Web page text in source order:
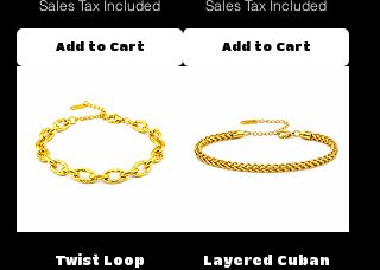
Sales Tax Included
Add to Cart
Sales Tax Included
Add to Cart
Twist Loop
Layered Cuban